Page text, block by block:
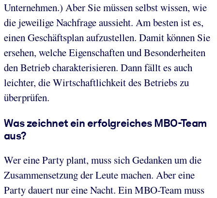
Unternehmen.) Aber Sie müssen selbst wissen, wie
die jeweilige Nachfrage aussieht. Am besten ist es,
einen Geschäftsplan aufzustellen. Damit können Sie
ersehen, welche Eigenschaften und Besonderheiten
den Betrieb charakterisieren. Dann fällt es auch
leichter, die Wirtschaftlichkeit des Betriebs zu
überprüfen.
Was zeichnet ein erfolgreiches MBO-Team
aus?
Wer eine Party plant, muss sich Gedanken um die
Zusammensetzung der Leute machen. Aber eine
Party dauert nur eine Nacht. Ein MBO-Team muss